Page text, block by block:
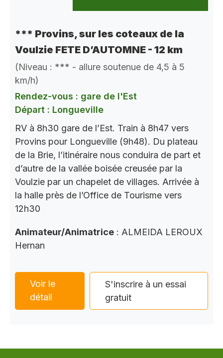
*** Provins, sur les coteaux de la
Voulzie FETE D’AUTOMNE - 12 km
(Niveau : *** - allure soutenue de 4,5 à 5
km/h)
Rendez-vous : gare de l'Est
Départ : Longueville
RV à 8h30 gare de l’Est. Train à 8h47 vers
Provins pour Longueville (9h48). Du plateau
de la Brie, l’itinéraire nous conduira de part et
d’autre de la vallée boisée creusée par la
Voulzie par un chapelet de villages. Arrivée à
la halle près de l’Office de Tourisme vers
12h30
Animateur/Animatrice : ALMEIDA LEROUX
Hernan
Voir le
détail
S'inscrire à un essai
gratuit